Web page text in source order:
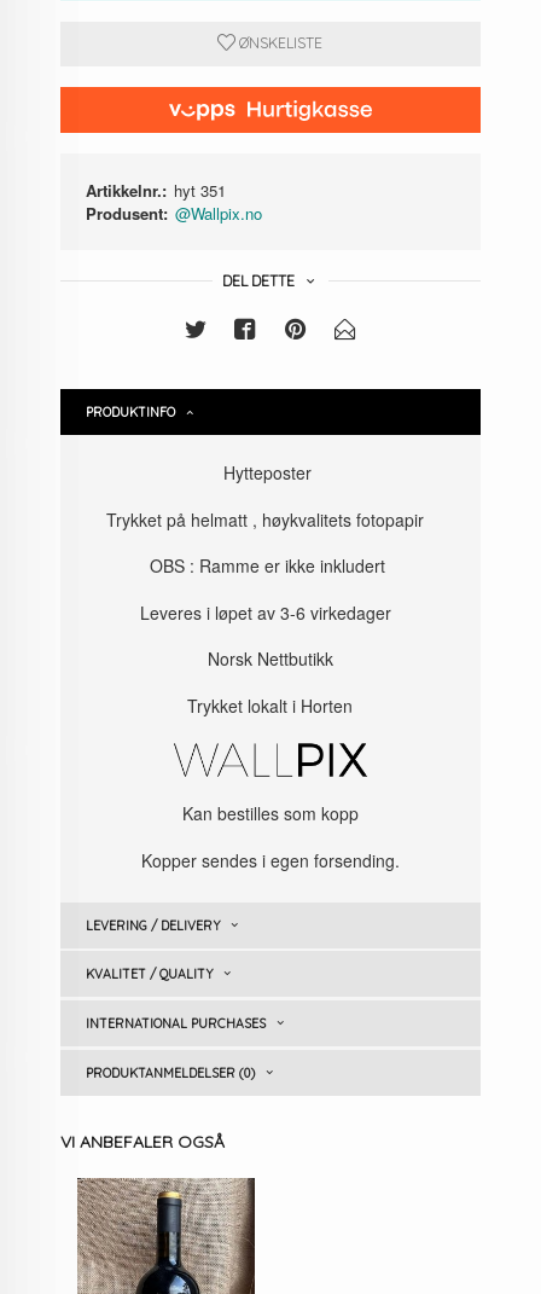
ØNSKELISTE
Artikkelnr.: hyt 351
Produsent: @Wallpix.no
DEL DETTE
PRODUKTINFO
Hytteposter
Trykket på helmatt , høykvalitets fotopapir
OBS : Ramme er ikke inkludert
Leveres i løpet av 3-6 virkedager
Norsk Nettbutikk
Trykket lokalt i Horten
Kan bestilles som kopp
Kopper sendes i egen forsending.
LEVERING / DELIVERY
KVALITET / QUALITY
INTERNATIONAL PURCHASES
PRODUKTANMELDELSER (0)
VI ANBEFALER OGSÅ